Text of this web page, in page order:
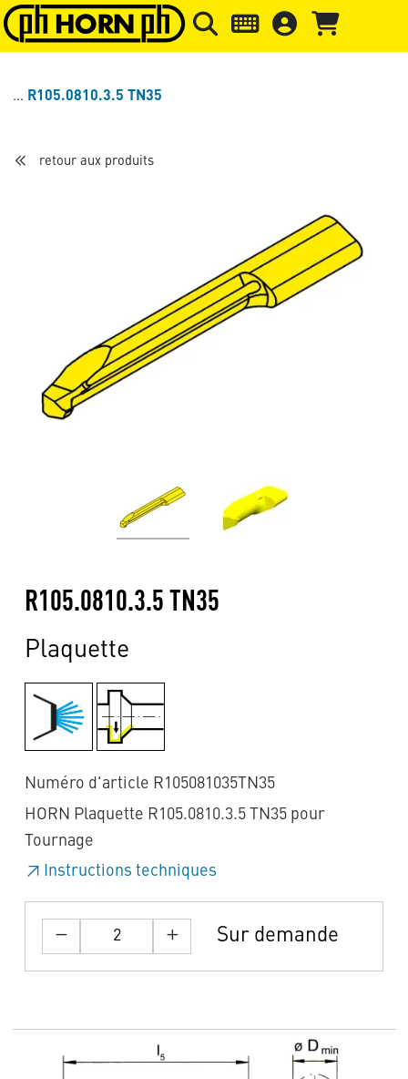
Skip to main content Passer à l'en-tête de la page
R105.0810.3.5 TN35
retour aux produits
R105.0810.3.5 TN35
Plaquette
Numéro d'article R105081035TN35
HORN Plaquette R105.0810.3.5 TN35 pour
Tournage
Instructions techniques
Sur demande